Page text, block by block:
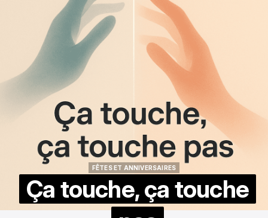
FÊTES ET ANNIVERSAIRES
Ça touche, ça touche